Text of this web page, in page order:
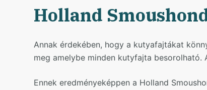
Holland
Annak érdekében, hogy a kutyafajtákat
meg amelybe minden kutyfajta
Ennek eredményeképpen a Holland